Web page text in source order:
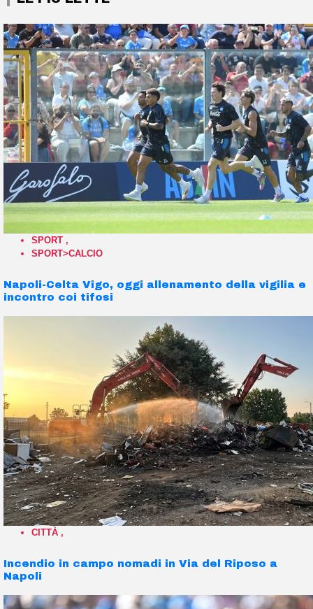
SPORT ,
SPORT>CALCIO
Napoli-Celta Vigo, oggi allenamento della vigilia e
incontro coi tifosi
CITTÀ ,
Incendio in campo nomadi in Via del Riposo a
Napoli